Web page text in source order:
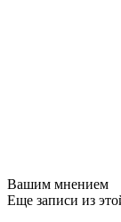
Вашим мнением
Еще записи из